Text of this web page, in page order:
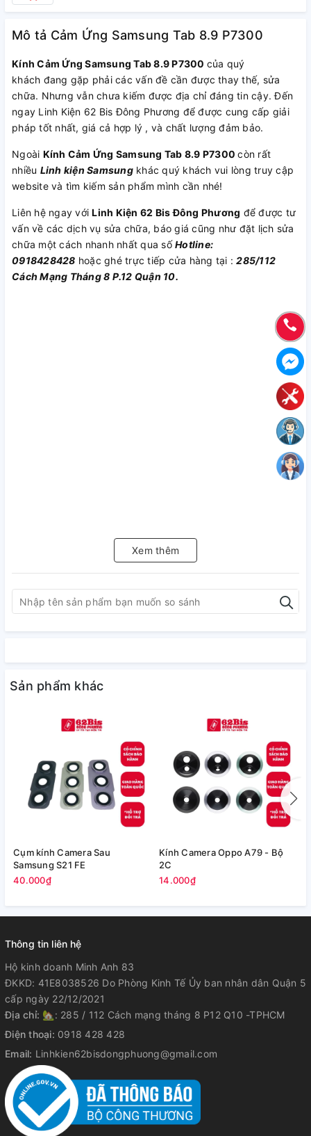
Mô tả Cảm Ứng Samsung Tab 8.9 P7300
Kính Cảm Ứng Samsung Tab 8.9 P7300 của quý
khách đang gặp phải các vấn đề cần được thay thế, sửa
chữa. Nhưng vẫn chưa kiếm được địa chỉ đáng tin cậy. Đến
ngay Linh Kiện 62 Bis Đông Phương để được cung cấp giải
pháp tốt nhất, giá cả hợp lý , và chất lượng đảm bảo.
Ngoài Kính Cảm Ứng Samsung Tab 8.9 P7300còn rất
nhiều Linh kiện Samsungkhác quý khách vui lòng truy cập
website và tìm kiếm sản phẩm mình cần nhé!
Liên hệ ngay vớiLinh Kiện 62 Bis Đông Phương để được tư
vấn về các dịch vụ sửa chữa, báo giá cũng như đặt lịch sửa
chữa một cách nhanh nhất qua sốHotline:
0918428428 hoặc ghé trực tiếp cửa hàng tại :285/112
Cách Mạng Tháng 8 P.12 Quận 10.
Xem thêm
Sản phẩm khác
Cụm kính Camera Sau
Samsung S21 FE
40.000₫
Kính Camera Oppo A79 - Bộ
2C
14.000₫
Thông tin liên hệ
Hộ kinh doanh Minh Anh 83
ĐKKD: 41E8038526 Do Phòng Kinh Tế Ủy ban nhân dân Quận 5
cấp ngày 22/12/2021
Địa chỉ: 🏡: 285 / 112 Cách mạng tháng 8 P12 Q10 -TPHCM
Điện thoại: 0918 428 428
Email: Linhkien62bisdongphuong@gmail.com